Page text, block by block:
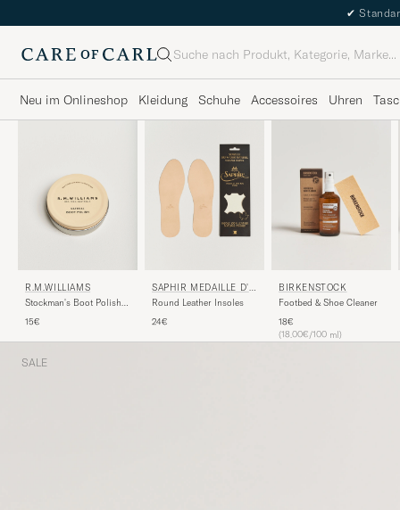
✔
Suche
Neu im Onlineshop Kleidung Schuhe Accessoires Uhren
R.M.WILLIAMS
Stockman's Boot Polish
15€
SAPHIR MEDAILLE D'O
R
Round Leather Insoles
24€
BIRKENSTOCK
Footbed & Shoe Cleaner
18€
(18.00€/100 ml)
SALE